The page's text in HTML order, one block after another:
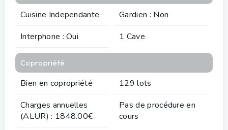
Cuisine Independante
Gardien : Non
Interphone : Oui
1 Cave
Copropriété
Bien en copropriété
129 lots
Charges annuelles
(ALUR) : 1848.00€
Pas de procédure en
cours